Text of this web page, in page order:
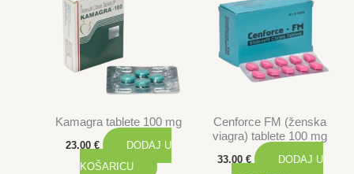
Kamagra tablete 100 mg
23.00 €
DODAJ U
KOŠARICU
Cenforce FM (ženska
viagra) tablete 100 mg
33.00 €
DODAJ U